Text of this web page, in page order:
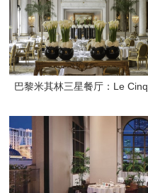
巴黎米其林三星餐厅：Le Cinq